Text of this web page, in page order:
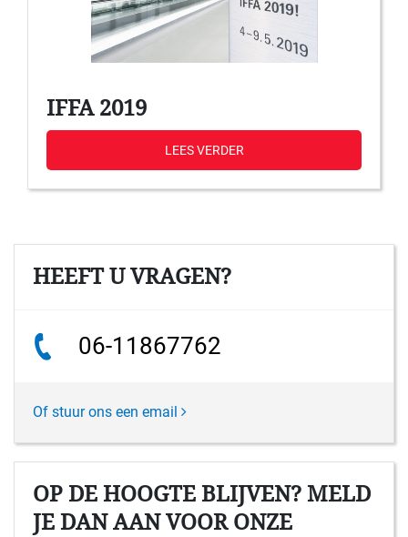
IFFA 2019
LEES VERDER
HEEFT U VRAGEN?
06-11867762
Of stuur ons een email
OP DE HOOGTE BLIJVEN? MELD
JE DAN AAN VOOR ONZE